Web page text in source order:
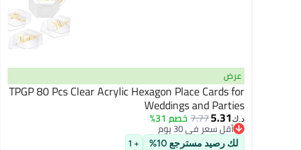
عرض
TPGP 80 Pcs Clear Acrylic Hexagon Place Cards for
Weddings and Parties
د.ك‏5.31
7.77خصم 31%
أقل سعر في 30 يوم
أقل سعر في 30 يوم
لك رصيد مسترجع 10% + 1